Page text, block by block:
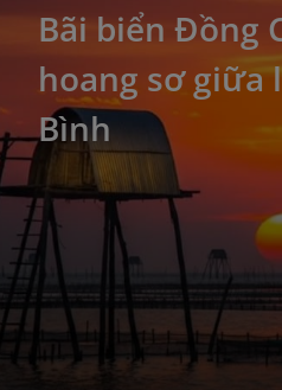
Bãi biển Đồng
hoang sơ giữa
Bình